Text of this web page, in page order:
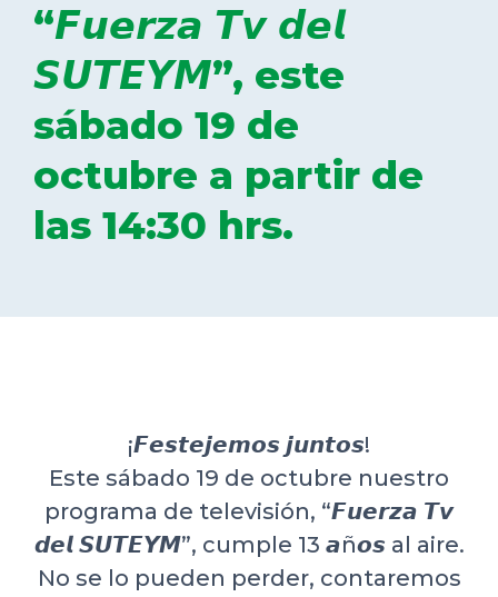
COMITÉ EJECUTIVO
COMISIÓN DE VIGILANCIA
SECCIONES
“𝙁𝙪𝙚𝙧𝙯𝙖 𝙏𝙫 𝙙𝙚𝙡
𝙎𝙐𝙏𝙀𝙔𝙈”, este
sábado 19 de
octubre a partir de
las 14:30 hrs.
¡𝙁𝙚𝙨𝙩𝙚𝙟𝙚𝙢𝙤𝙨 𝙟𝙪𝙣𝙩𝙤𝙨!
Este sábado 19 de octubre nuestro
programa de televisión, “𝙁𝙪𝙚𝙧𝙯𝙖 𝙏𝙫
𝙙𝙚𝙡 𝙎𝙐𝙏𝙀𝙔𝙈”, cumple 13 𝙖ñ𝙤𝙨 al aire.
No se lo pueden perder, contaremos